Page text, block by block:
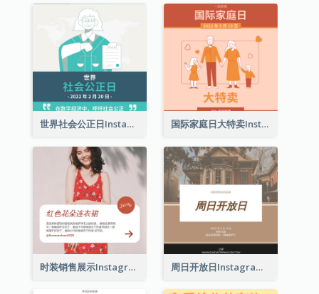
世界社会公正日Instagram帖子 国际家庭日大特卖Instagram帖子
时装销售展示Instagram帖子 周日开放日Instagram帖子